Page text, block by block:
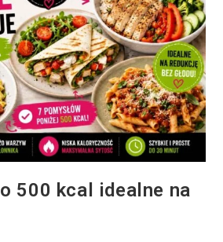
500 kcal idealne na